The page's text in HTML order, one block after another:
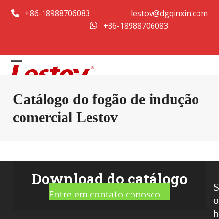
para +86-18988706083
lestov@dgqinxin.com
+86-18988706083
Abrir
menu
móvel
Fechar
móvel
Catálogo do fogão de indução
comercial Lestov
Download do catálogo
Entre em contato conosco
S
o
b